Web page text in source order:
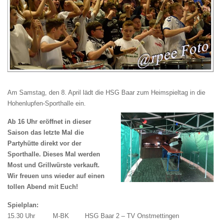
Am Samstag, den 8. April lädt die HSG Baar zum Heimspieltag in die
Hohenlupfen-Sporthalle ein.
Ab 16 Uhr eröffnet in dieser
Saison das letzte Mal die
Partyhütte direkt vor der
Sporthalle. Dieses Mal werden
Most und Grillwürste verkauft.
Wir freuen uns wieder auf einen
tollen Abend mit Euch!
Spielplan:
15.30 Uhr M-BK HSG Baar 2 – TV Onstmettingen